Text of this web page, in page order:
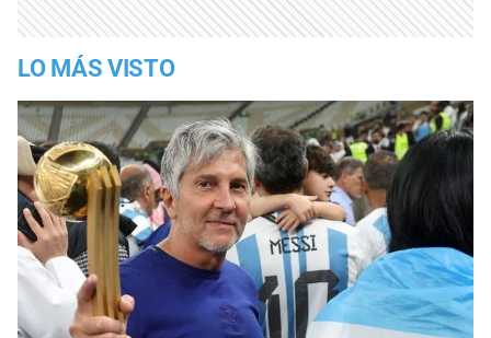
LO MÁS VISTO